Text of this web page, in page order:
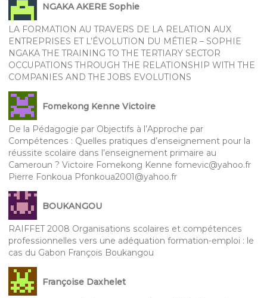
NGAKA AKERE Sophie
LA FORMATION AU TRAVERS DE LA RELATION AUX
ENTREPRISES ET L’ÉVOLUTION DU MÉTIER – SOPHIE
NGAKA THE TRAINING TO THE TERTIARY SECTOR
OCCUPATIONS THROUGH THE RELATIONSHIP WITH THE
COMPANIES AND THE JOBS EVOLUTIONS
Fomekong Kenne Victoire
De la Pédagogie par Objectifs à l’Approche par
Compétences : Quelles pratiques d’enseignement pour la
réussite scolaire dans l’enseignement primaire au
Cameroun ? Victoire Fomekong Kenne fomevic@yahoo.fr
Pierre Fonkoua Pfonkoua2001@yahoo.fr
BOUKANGOU
RAIFFET 2008 Organisations scolaires et compétences
professionnelles vers une adéquation formation-emploi : le
cas du Gabon François Boukangou
Françoise Daxhelet